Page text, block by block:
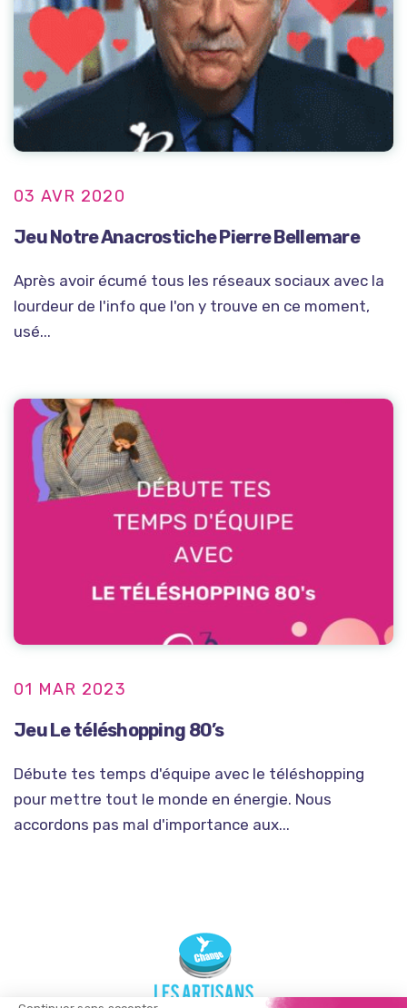
03 AVR 2020
Jeu Notre Anacrostiche Pierre Bellemare
Après avoir écumé tous les réseaux sociaux avec la
lourdeur de l'info que l'on y trouve en ce moment,
usé...
01 MAR 2023
Jeu Le téléshopping 80’s
Débute tes temps d'équipe avec le téléshopping
pour mettre tout le monde en énergie. Nous
accordons pas mal d'importance aux...